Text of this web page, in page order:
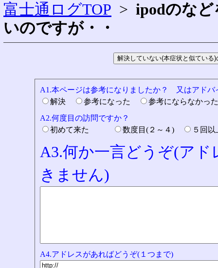
富士通ログTOP > ipodのなど
いのですが・・
A1.本ページは参考になりましたか？ 又はアドバ
解決
参考になった
参考にならなか
A2.何度目の訪問ですか？
初めて来た
数度目(２～４) ５回
A3.何か一言どうぞ(ア
きません)
A4.アドレスがあればどうぞ(１つまで)